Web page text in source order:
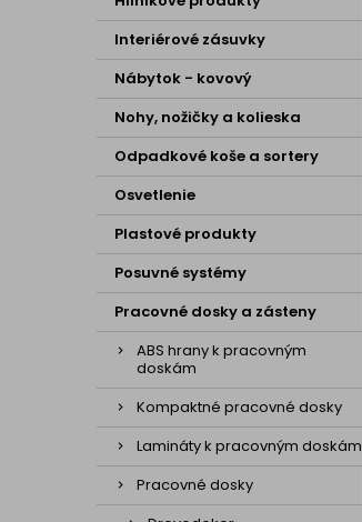
Interiérové zásuvky
Nábytok - kovový
Nohy, nožičky a kolieska
Odpadkové koše a sortery
Osvetlenie
Plastové produkty
Posuvné systémy
Pracovné dosky a zásteny
ABS hrany k pracovným
doskám
Kompaktné pracovné dosky
Lamináty k pracovným doskám
Pracovné dosky